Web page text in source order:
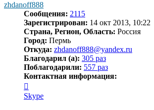
zhdanoff888
Сообщения: 2115
Зарегистрирован: 14 окт 2013, 10:22
Страна, Регион, Область: Россия
Город: Пермь
Откуда: zhdanoff888@yandex.ru
Благодарил (а): 305 раз
Поблагодарили: 557 раз
Контактная информация:
информация
пользователя
Skype